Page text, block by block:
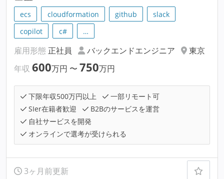
ecs cloudformation github
slack
copilot
c# …
雇用形態 正社員 バックエンドエンジニア
東京
年収 600万円 〜 750万円
下限年収500万円以上
一部リモート可
SIer在籍者歓迎
B2Bのサービスを運営
自社サービスを開発
オンラインで選考が受けられる
3ヶ月前更新